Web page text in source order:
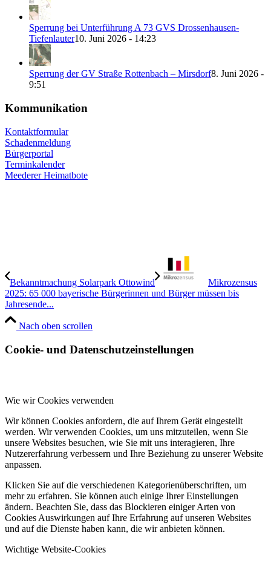
Sperrung bei Unterführung A 73 GVS Drossenhausen-
Tiefenlauter10. Juni 2026 - 14:23
Sperrung der GV Straße Rottenbach – Mirsdorf8. Juni 2026 -
9:51
Kommunikation
Kontaktformular
Schadenmeldung
Bürgerportal
Terminkalender
Meederer Heimatbote
Bekanntmachung Solarpark Ottowind
Mikrozensus
2025: 65 000 bayerische Bürgerinnen und Bürger müssen bis
Jahresende...
Nach oben scrollen
Cookie- und Datenschutzeinstellungen
Wie wir Cookies verwenden
Wir können Cookies anfordern, die auf Ihrem Gerät eingestellt
werden. Wir verwenden Cookies, um uns mitzuteilen, wenn Sie
unsere Websites besuchen, wie Sie mit uns interagieren, Ihre
Nutzererfahrung verbessern und Ihre Beziehung zu unserer Website
anpassen.
Klicken Sie auf die verschiedenen Kategorienüberschriften, um
mehr zu erfahren. Sie können auch einige Ihrer Einstellungen
ändern. Beachten Sie, dass das Blockieren einiger Arten von
Cookies Auswirkungen auf Ihre Erfahrung auf unseren Websites
und auf die Dienste haben kann, die wir anbieten können.
Wichtige Website-Cookies